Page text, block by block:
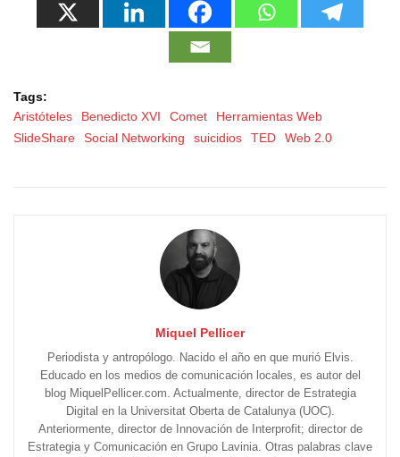
Tags:
Aristóteles
Benedicto XVI Comet
Herramientas Web
SlideShare
Social Networking suicidios TED Web 2.0
Miquel Pellicer
Periodista y antropólogo. Nacido el año en que murió Elvis.
Educado en los medios de comunicación locales, es autor del
blog MiquelPellicer.com. Actualmente, director de Estrategia
Digital en la Universitat Oberta de Catalunya (UOC).
Anteriormente, director de Innovación de Interprofit; director de
Estrategia y Comunicación en Grupo Lavinia. Otras palabras clave